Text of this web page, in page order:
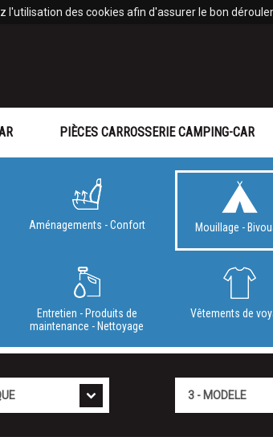
l'utilisation des cookies afin d'assurer le bon
PIÈCES CARROSSERIE CAMPING-CAR
Aménagements - Confort Mouillage -
Entretien - Produits de
maintenance - Nettoyage
Vêtements de